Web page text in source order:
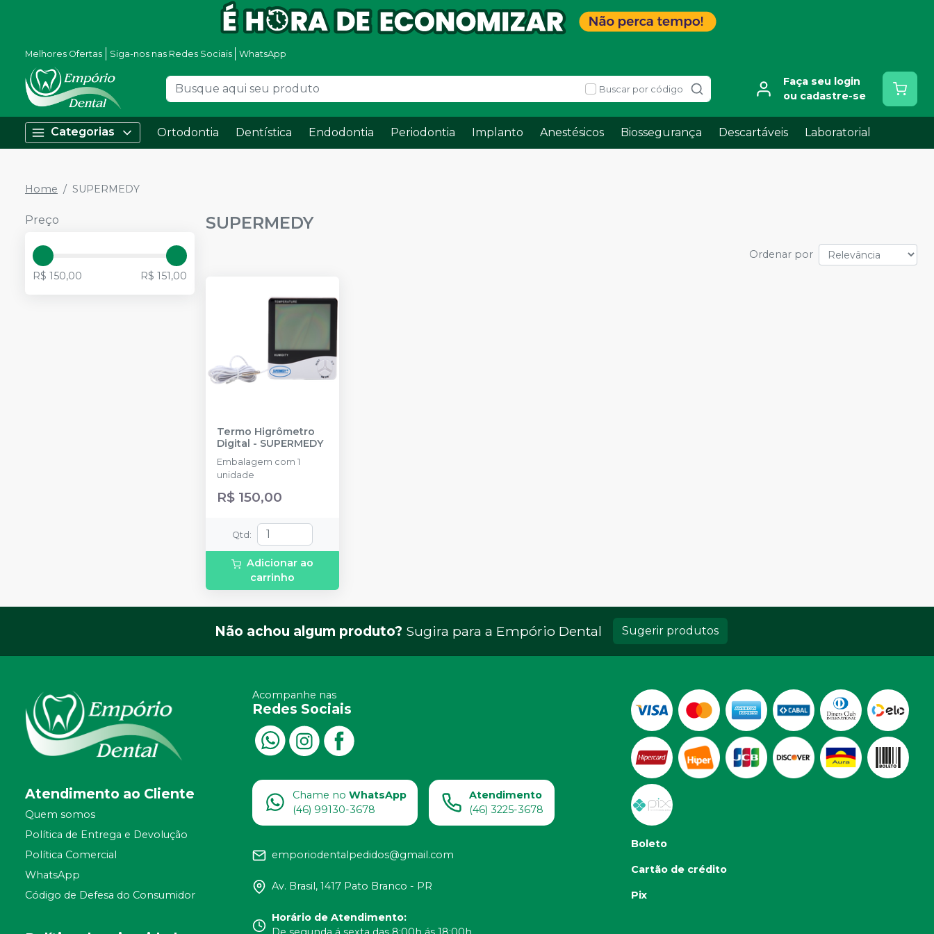
Melhores Ofertas Siga-nos nas Redes Sociais WhatsApp
Buscar por código
Faça seu login
ou cadastre-se
Categorias Ortodontia Dentística Endodontia Periodontia Implanto Anestésicos Biossegurança Descartáveis Laboratorial
Home SUPERMEDY
Preço
R$ 150,00 R$ 151,00
SUPERMEDY
Ordenar por
Termo Higrômetro
Digital - SUPERMEDY
Embalagem com 1
unidade
R$ 150,00
Qtd:
Adicionar ao
carrinho
Não achou algum produto? Sugira para a Empório Dental Sugerir produtos
Atendimento ao Cliente
Quem somos
Política de Entrega e Devolução
Política Comercial
WhatsApp
Código de Defesa do Consumidor
Acompanhe nas
Redes Sociais
Chame no WhatsApp
(46) 99130-3678
Atendimento
(46) 3225-3678
emporiodentalpedidos@gmail.com
Av. Brasil, 1417 Pato Branco - PR
Horário de Atendimento:
Boleto
Cartão de crédito
Pix